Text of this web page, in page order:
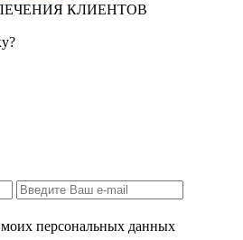
КЛИЕНТОВ
моих персональных данных